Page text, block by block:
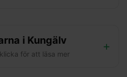
i Kungälv
för att läsa mer
+